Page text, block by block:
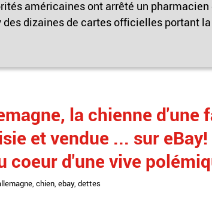
américaines ont arrêté un pharmacien
des dizaines de cartes officielles portant
la chienne d'une
et vendue ... sur
coeur d'une vive
, chien, ebay, dettes